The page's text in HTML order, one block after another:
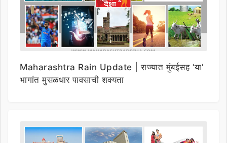
Maharashtra Rain Update | राज्यात मुंबईसह ‘या’
भागांत मुसळधार पावसाची शक्यता